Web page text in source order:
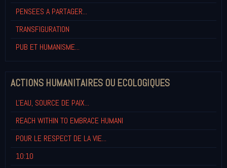
PENSEES A PARTAGER...
TRANSFIGURATION
PUB ET HUMANISME...
ACTIONS HUMANITAIRES OU ECOLOGIQUES
L'EAU, SOURCE DE PAIX...
REACH WITHIN TO EMBRACE HUMANI
POUR LE RESPECT DE LA VIE...
10:10